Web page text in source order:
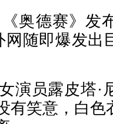
奥德赛》发
随即爆发出
演员露皮塔·
有笑意，白色